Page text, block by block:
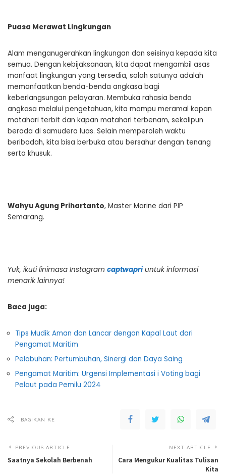
Puasa Merawat Lingkungan
Alam menganugerahkan lingkungan dan seisinya kepada kita
semua. Dengan kebijaksanaan, kita dapat mengambil asas
manfaat lingkungan yang tersedia, salah satunya adalah
memanfaatkan benda-benda angkasa bagi
keberlangsungan pelayaran. Membuka rahasia benda
angkasa melalui pengetahuan, kita mampu meramal kapan
matahari terbit dan kapan matahari terbenam, sekalipun
berada di samudera luas. Selain memperoleh waktu
beribadah, kita bisa berbuka atau bersahur dengan tenang
serta khusuk.
Wahyu Agung Prihartanto, Master Marine dari PIP
Semarang.
Yuk, ikuti linimasa Instagram captwapriuntuk informasi
menarik lainnya!
Baca juga:
Tips Mudik Aman dan Lancar dengan Kapal Laut dari
Pengamat Maritim
Pelabuhan: Pertumbuhan, Sinergi dan Daya Saing
Pengamat Maritim: Urgensi Implementasi i Voting bagi
Pelaut pada Pemilu 2024
BAGIKAN KE
PREVIOUS ARTICLE
Saatnya Sekolah Berbenah
NEXT ARTICLE
Cara Mengukur Kualitas Tulisan
Kita